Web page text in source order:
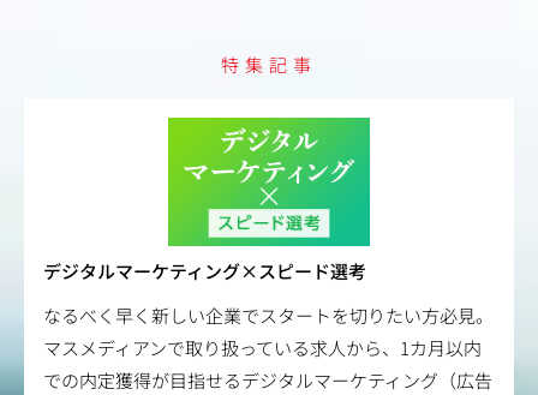
特集記事
デジタルマーケティング×スピード選考
なるべく早く新しい企業でスタートを切りたい方必見。
マスメディアンで取り扱っている求人から、1カ月以内
での内定獲得が目指せるデジタルマーケティング（広告